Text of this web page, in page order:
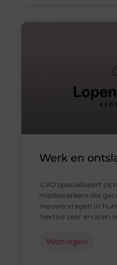
Werk en
ILVO specialiseert
medewerkers die
nieuwe vragen in
hiertoe zeer ervaren
Woningen